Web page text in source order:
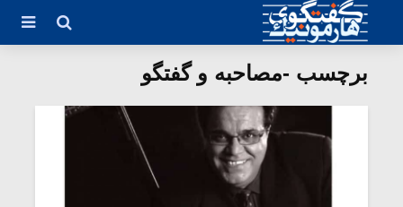
برچسب -مصاحبه و گفتگو